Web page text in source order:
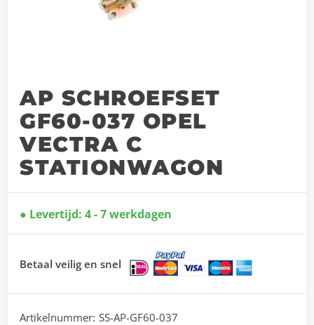
AP SCHROEFSET
GF60-037 OPEL
VECTRA C
STATIONWAGON
Levertijd: 4 - 7 werkdagen
Betaal veilig en snel
Artikelnummer: SS-AP-GF60-037